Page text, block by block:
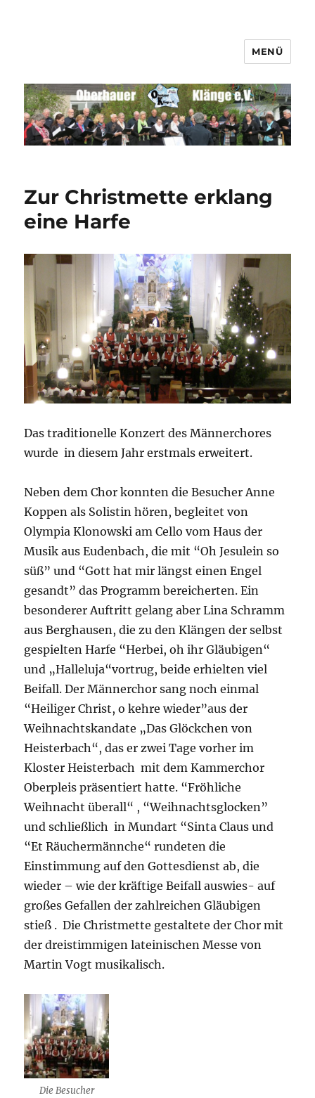
Männerchor Quirrenbach e.V.
MENÜ
Zur Christmette erklang
eine Harfe
Das traditionelle Konzert des Männerchores
wurde in diesem Jahr erstmals erweitert.
Neben dem Chor konnten die Besucher Anne
Koppen als Solistin hören, begleitet von
Olympia Klonowski am Cello vom Haus der
Musik aus Eudenbach, die mit “Oh Jesulein so
süß” und “Gott hat mir längst einen Engel
gesandt” das Programm bereicherten. Ein
besonderer Auftritt gelang aber Lina Schramm
aus Berghausen, die zu den Klängen der selbst
gespielten Harfe “Herbei, oh ihr Gläubigen“
und „Halleluja“vortrug, beide erhielten viel
Beifall. Der Männerchor sang noch einmal
“Heiliger Christ, o kehre wieder”aus der
Weihnachtskandate „Das Glöckchen von
Heisterbach“, das er zwei Tage vorher im
Kloster Heisterbach mit dem Kammerchor
Oberpleis präsentiert hatte. “Fröhliche
Weihnacht überall“ , “Weihnachtsglocken”
und schließlich in Mundart “Sinta Claus und
“Et Räuchermännche“ rundeten die
Einstimmung auf den Gottesdienst ab, die
wieder – wie der kräftige Beifall auswies- auf
großes Gefallen der zahlreichen Gläubigen
stieß . Die Christmette gestaltete der Chor mit
der dreistimmigen lateinischen Messe von
Martin Vogt musikalisch.
Die Besucher